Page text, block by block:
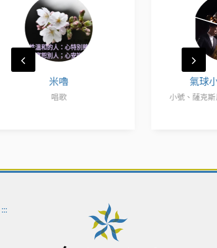
小號、薩克斯風、造型氣球、扯鈴
:::